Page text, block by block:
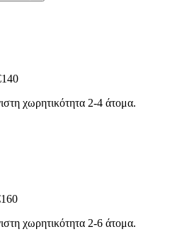
χωρητικότητα 2-4 άτομα.
χωρητικότητα 2-6 άτομα.